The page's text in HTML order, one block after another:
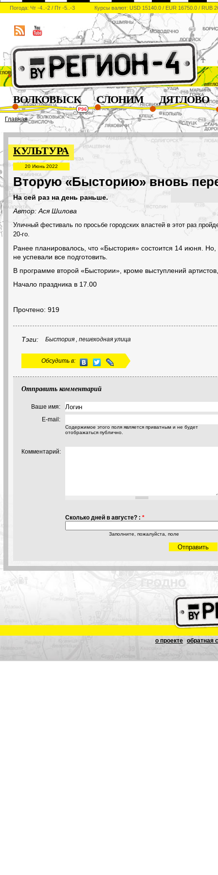
Погода: Чт -4..-2 / Пт -5..-3 Курсы валют: USD 15140.0 / EUR 16750.0 / RUB
ВОЛКОВЫСК СЛОНИМ ДЯТЛОВО
Главная
КУЛЬТУРА
20 Июнь 2022
Вторую «Бысторию» вновь
На сей раз на день раньше.
Автор: Ася Шилова
Уличный фестиваль по просьбе городских властей в этот раз
20-го.
Ранее планировалось, что «Быстория» состоится 14 июня.
не успевали все подготовить.
В программе второй «Быстории», кроме выступлений
Начало праздника в 17.00
Прочтено: 919
Тэги: Быстория , пешеходная улица
Обсудить в:
Отправить комментарий
Ваше имя:
E-mail:
Содержимое этого поля является приватным и не будет
отображаться публично.
Комментарий:
Сколько дней в августе? : *
Заполните, пожалуйста, поле
о проекте обратная